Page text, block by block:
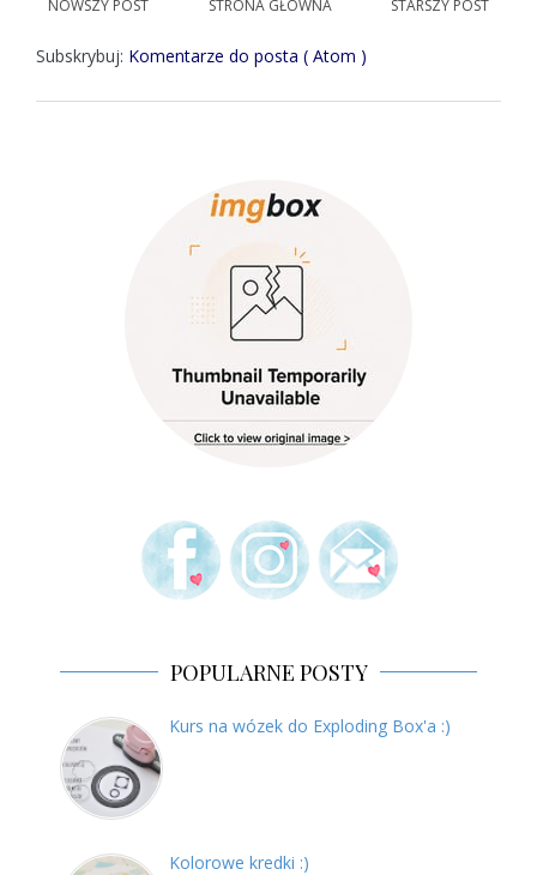
NOWSZY POST STARSZY POST
STRONA GŁÓWNA
Subskrybuj: Komentarze do posta ( Atom )
POPULARNE POSTY
Kurs na wózek do Exploding Box'a :)
Kolorowe kredki :)